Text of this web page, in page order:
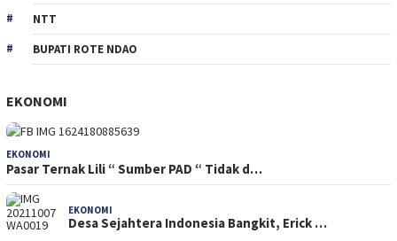
NTT
BUPATI ROTE NDAO
EKONOMI
EKONOMI
Pasar Ternak Lili “ Sumber PAD “ Tidak d…
EKONOMI
Desa Sejahtera Indonesia Bangkit, Erick …